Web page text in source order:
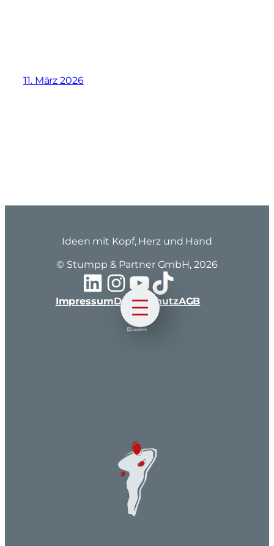
11. März 2026
Ideen mit Kopf, Herz und Hand
© Stumpp & Partner GmbH, 2026
LinkedIn Instagram YouTube TikTok
ImpressumDatenschutzAGB